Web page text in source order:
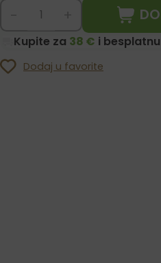
Kupite za 38 € i
Dodaj u favorite